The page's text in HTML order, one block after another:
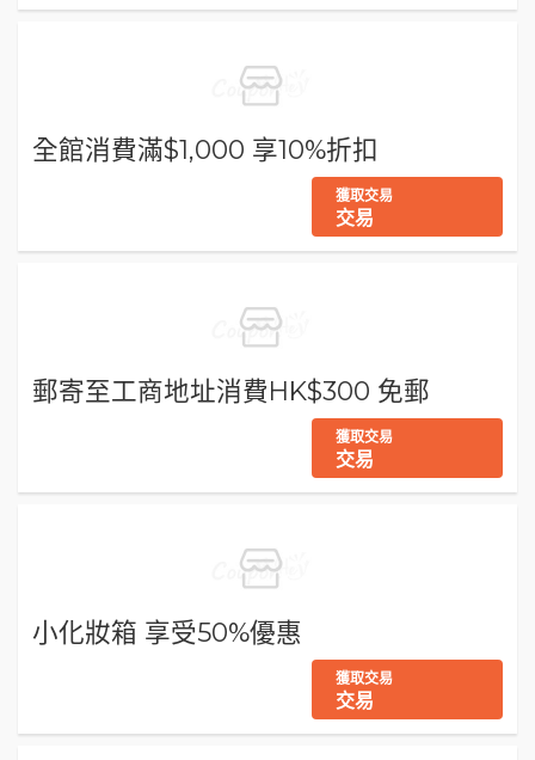
全館消費滿$1,000 享10%折扣
獲取交易
交易
郵寄至工商地址消費HK$300 免郵
獲取交易
交易
小化妝箱 享受50%優惠
獲取交易
交易